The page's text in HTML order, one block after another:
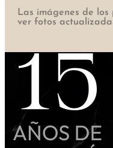
Las imágenes de
ver fotos